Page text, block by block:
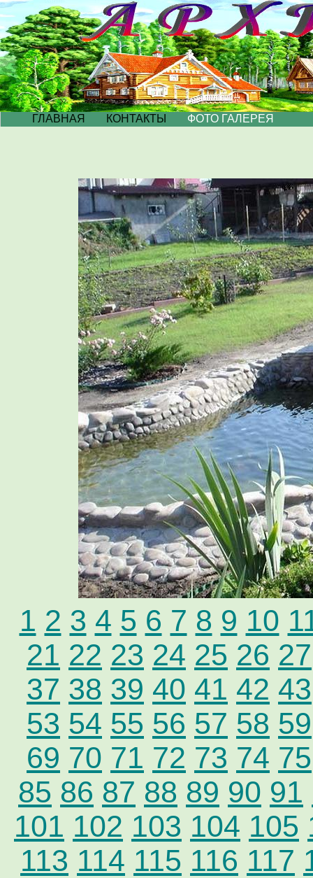
ГЛАВНАЯ КОНТАКТЫ ФОТО ГАЛЕРЕЯ
1 2 3 4 5 6 7 8 9 10
21 22 23 24 25 26 27
37 38 39 40 41 42 43
53 54 55 56 57 58 59
69 70 71 72 73 74 75
85 86 87 88 89 90 91
101 102 103 104 105
113 114 115 116 117